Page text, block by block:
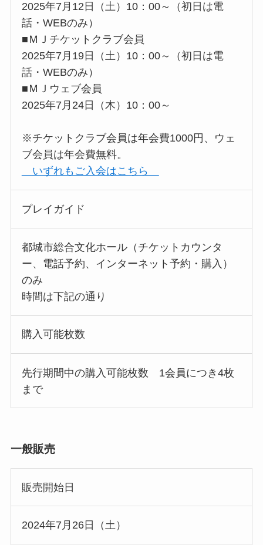
2025年7月12日（土）10：00～（初日は電
話・WEBのみ）
■ＭＪチケットクラブ会員
2025年7月19日（土）10：00～（初日は電
話・WEBのみ）
■ＭＪウェブ会員
2025年7月24日（木）10：00～
※チケットクラブ会員は年会費1000円、ウェ
ブ会員は年会費無料。
いずれもご入会はこちら
プレイガイド
都城市総合文化ホール（チケットカウンタ
ー、電話予約、インターネット予約・購入）
のみ
時間は下記の通り
購入可能枚数
先行期間中の購入可能枚数 1会員につき4枚
まで
一般販売
販売開始日
2024年7月26日（土）